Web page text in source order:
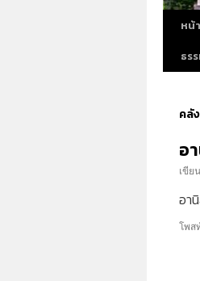
หน้
ธร
คลั
อ
เขีย
อา
โพส